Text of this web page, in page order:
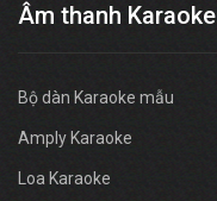
Âm thanh Karaoke
Bộ dàn Karaoke mẫu
Amply Karaoke
Loa Karaoke